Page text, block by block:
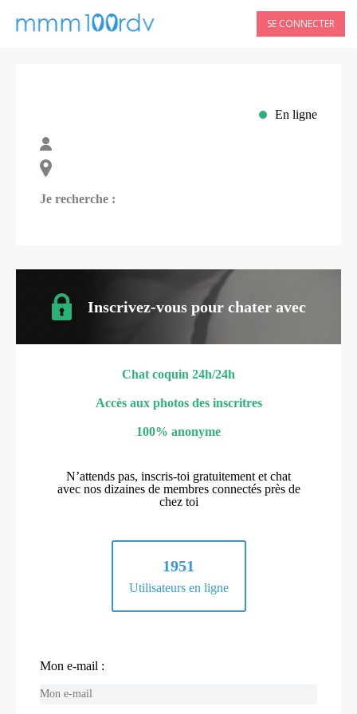
SE CONNECTER
En ligne
Je recherche :
Inscrivez-vous pour chater avec
Chat coquin 24h/24h
Accès aux photos des inscritres
100% anonyme
N’attends pas, inscris-toi gratuitement et chat
avec nos dizaines de membres connectés près de
chez toi
1951
Utilisateurs en ligne
Mon e-mail :